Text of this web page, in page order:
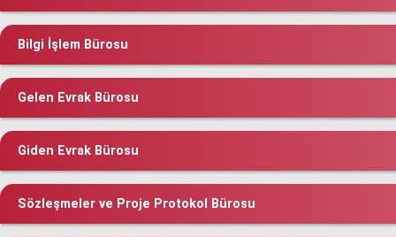
Bilgi İşlem Bürosu
Gelen Evrak Bürosu
Giden Evrak Bürosu
Sözleşmeler ve Proje Protokol Bürosu